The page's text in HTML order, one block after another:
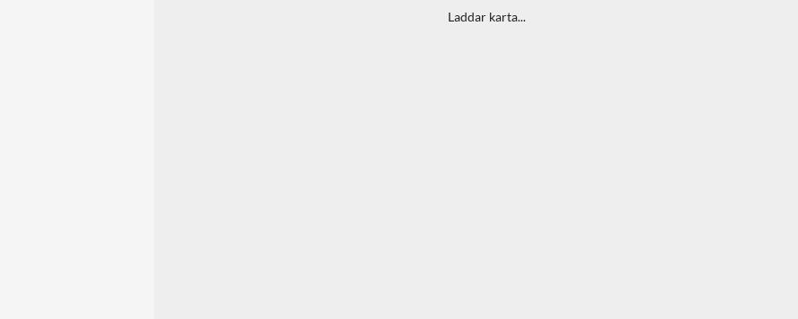
Laddar karta...